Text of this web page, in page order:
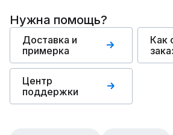
Нужна помощь?
Доставка и
примерка
Как
Центр
поддержки